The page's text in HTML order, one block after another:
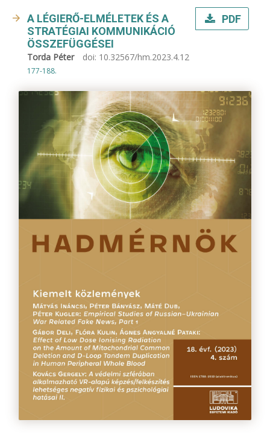
A LÉGIERŐ-ELMÉLETEK ÉS A
STRATÉGIAI KOMMUNIKÁCIÓ
ÖSSZEFÜGGÉSEI
Torda Péter doi: 10.32567/hm.2023.4.12
177-188.
PDF